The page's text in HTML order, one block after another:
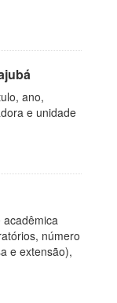
ano,
e unidade
acadêmica
número
e extensão),